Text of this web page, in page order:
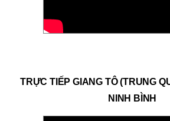
TRỰC TIẾP GIANG TÔ (TRUNG
NINH BÌNH